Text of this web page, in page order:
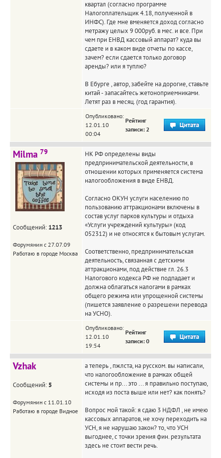
квартал (согласно программе
Налогоплательщик 4.18, полученной в
ИНФС). Где мне вменяется доход согласно
метражу целых 9 000руб. в мес. и все. При
чем при ЕНВД кассовый аппарат? куда вы
сдаете и в каком виде отчеты по кассе,
зачем? если сдается только договор
аренды? или я туплю?
В Ебурге , автор, забейте на дорогие, ставьте
китай - запасайтесь жетоноприемниками.
Летят раз в месяц. (год гарантия).
Опубликовано:
12.01.10
00:04
Рейтинг
записи: 2
Milma 79
Сообщений: 1213
Форумянин с 27.07.09
Работаю в городе Москва
НК РФ определены виды
предпринимательской деятельности, в
отношении которых применяется система
налогообложения в виде ЕНВД.
Согласно ОКУН услуги населению по
пользованию аттракционами включены в
состав услуг парков культуры и отдыха
«Услуги учреждений культуры» (код
052312) и не относятся к бытовым услугам.
Соответственно, предпринимательская
деятельность, связанная с детскими
аттракционами, под действие гл. 26.3
Налогового кодекса РФ не подпадает и
должна облагаться налогами в рамках
общего режима или упрощенной системы
(пишется заявление о разрешени перевода
на УСНО).
Опубликовано:
12.01.10
19:54
Рейтинг
записи: 0
Vzhak
Сообщений: 5
Форумянин с 11.01.10
Работаю в городе Видное
а теперь , пжлста, на русском. вы написали,
что налогообложение в рамках общей
системы и пр... это ... я правильно поступаю,
исходя из поста выше или нет? как понять?
Вопрос мой такой: я сдаю 3 НДФЛ , не имею
кассовых аппаратов, не хочу переходить на
УСН, я не нарушаю закон? то, что УСН
выгоднее, с точки зрения фин. результата
здесь не стоит вести речь.